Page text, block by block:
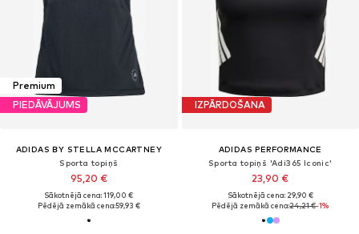
Premium
PIEDĀVĀJUMS
ADIDAS BY STELLA MCCARTNEY
Sporta topiņš
95,20 €
Sākotnējā cena: 119,00 €
Pēdējā zemākā cena:59,93 €
IZPĀRDOŠANA
ADIDAS PERFORMANCE
Sporta topiņš 'Adi365 Iconic'
23,90 €
Sākotnējā cena: 29,90 €
Pēdējā zemākā cena:24,21 €-1%